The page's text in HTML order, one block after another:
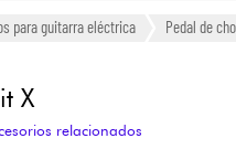
para guitarra eléctrica Pedal de
X
relacionados